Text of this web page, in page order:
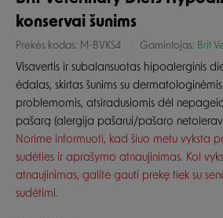
konservai šunims
Prekės kodas: M-BVKS4 Gamintojas: Brit
Visavertis ir subalansuotas hipoalerginis
ėdalas, skirtas šunims su
problemomis, atsiradusiomis dėl
pašarą (alergija pašarui/pašaro
Norime informuoti, kad šiuo metu vyksta
sudėties ir aprašymo atnaujinimas. Kol
atnaujinimas, galite gauti prekę tiek su
sudėtimi.